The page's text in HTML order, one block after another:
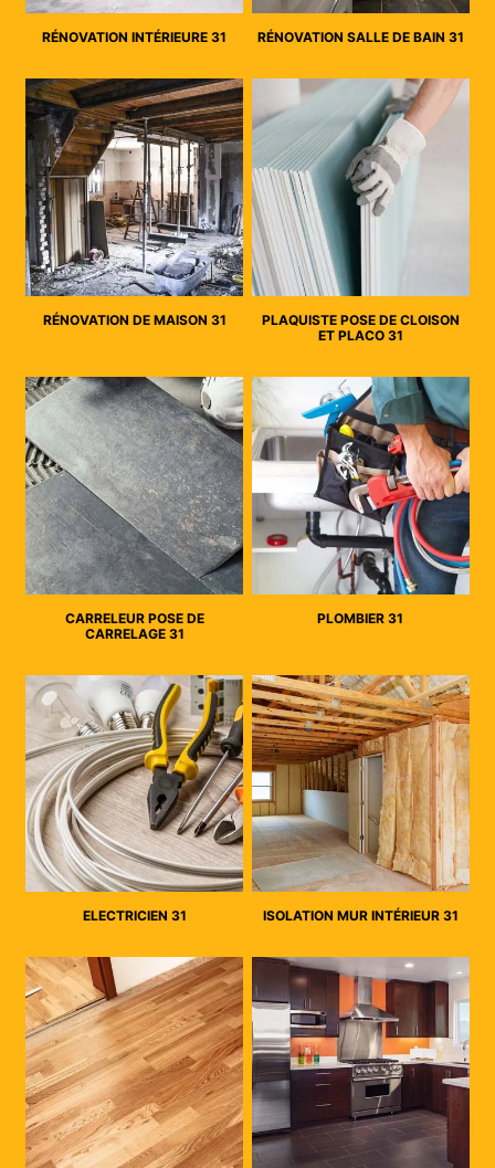
RÉNOVATION INTÉRIEURE 31 RÉNOVATION SALLE DE BAIN 31
RÉNOVATION DE MAISON 31
PLAQUISTE POSE DE CLOISON
ET PLACO 31
CARRELEUR POSE DE
CARRELAGE 31
PLOMBIER 31
ELECTRICIEN 31 ISOLATION MUR INTÉRIEUR 31